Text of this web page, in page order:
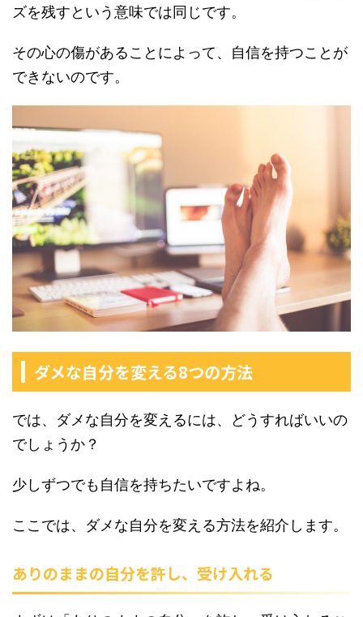
ズを残すという意味では同じです。
その心の傷があることによって、自信を持つことが
できないのです。
ダメな自分を変える8つの方法
では、ダメな自分を変えるには、どうすればいいの
でしょうか？
少しずつでも自信を持ちたいですよね。
ここでは、ダメな自分を変える方法を紹介します。
ありのままの自分を許し、受け入れる